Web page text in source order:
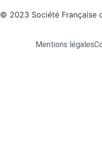
© 2023 Société Française
Mentions légales